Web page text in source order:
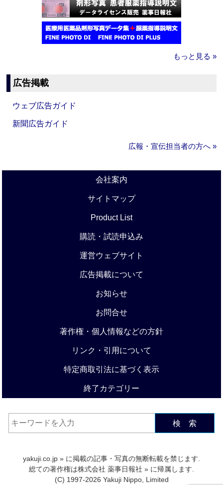
もっと見る »
広告掲載
ウェブ広告ガイド
新聞広告ガイド
広報・宣伝担当者の方へ »
会社案内
サイトマップ
Product List
購読・試読申込み
運営ウェブサイト
広告掲載について
お知らせ
お問合せ
著作権・個人情報などの方針
リンク・引用について
特定商取引法に基づく表示
終了カテゴリー
検 索
yakuji.co.jp » に掲載の記事・写真の無断転載を禁じます.
総ての著作権は株式会社 薬事日報社 » に帰属します.
(C) 1997-2026 Yakuji Nippo, Limited